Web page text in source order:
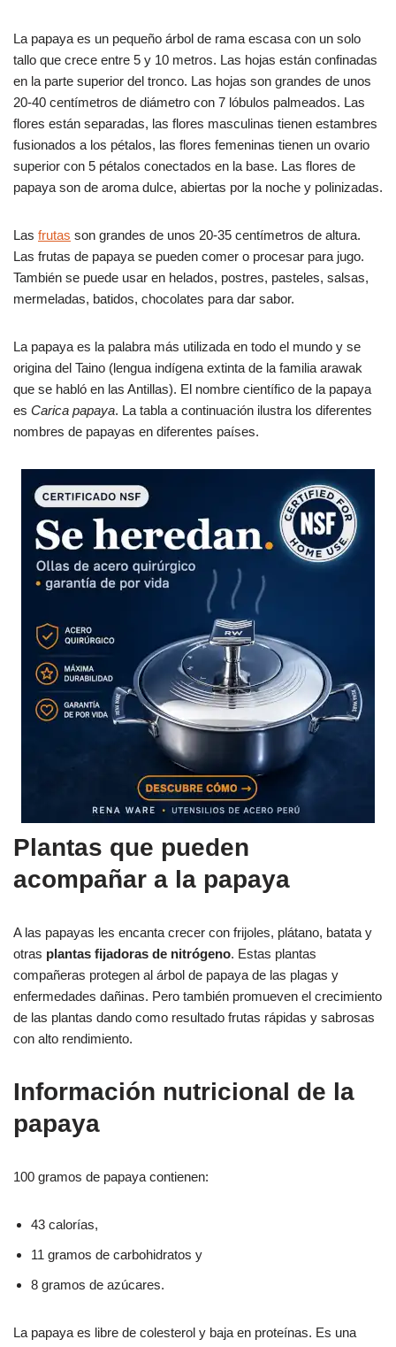
La papaya es un pequeño árbol de rama escasa con un solo
tallo que crece entre 5 y 10 metros. Las hojas están confinadas
en la parte superior del tronco. Las hojas son grandes de unos
20-40 centímetros de diámetro con 7 lóbulos palmeados. Las
flores están separadas, las flores masculinas tienen estambres
fusionados a los pétalos, las flores femeninas tienen un ovario
superior con 5 pétalos conectados en la base. Las flores de
papaya son de aroma dulce, abiertas por la noche y polinizadas.
Las frutas son grandes de unos 20-35 centímetros de altura.
Las frutas de papaya se pueden comer o procesar para jugo.
También se puede usar en helados, postres, pasteles, salsas,
mermeladas, batidos, chocolates para dar sabor.
La papaya es la palabra más utilizada en todo el mundo y se
origina del Taino (lengua indígena extinta de la familia arawak
que se habló en las Antillas). El nombre científico de la papaya
es Carica papaya. La tabla a continuación ilustra los diferentes
nombres de papayas en diferentes países.
Plantas que pueden
acompañar a la papaya
A las papayas les encanta crecer con frijoles, plátano, batata y
otras plantas fijadoras de nitrógeno. Estas plantas
compañeras protegen al árbol de papaya de las plagas y
enfermedades dañinas. Pero también promueven el crecimiento
de las plantas dando como resultado frutas rápidas y sabrosas
con alto rendimiento.
Información nutricional de la
papaya
100 gramos de papaya contienen:
43 calorías,
11 gramos de carbohidratos y
8 gramos de azúcares.
La papaya es libre de colesterol y baja en proteínas. Es una